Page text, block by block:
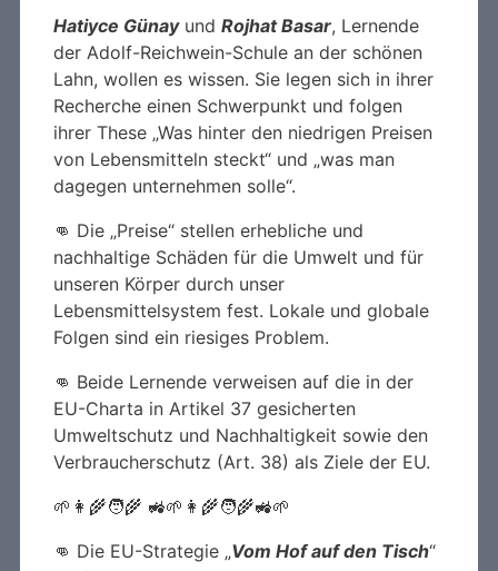
Hatiyce Günayund Rojhat Basar, Lernende
der Adolf-Reichwein-Schule an der schönen
Lahn, wollen es wissen. Sie legen sich in ihrer
Recherche einen Schwerpunkt und folgen
ihrer These „Was hinter den niedrigen Preisen
von Lebensmitteln steckt“ und „was man
dagegen unternehmen solle“.
👊 Die „Preise“ stellen erhebliche und
nachhaltige Schäden für die Umwelt und für
unseren Körper durch unser
Lebensmittelsystem fest. Lokale und globale
Folgen sind ein riesiges Problem.
👊 Beide Lernende verweisen auf die in der
EU-Charta in Artikel 37 gesicherten
Umweltschutz und Nachhaltigkeit sowie den
Verbraucherschutz (Art. 38) als Ziele der EU.
🌱👩‍🌾🧑‍🌾 🚜🌱👩‍🌾🧑‍🌾🚜🌱
👊 Die EU-Strategie „Vom Hof auf den Tisch“